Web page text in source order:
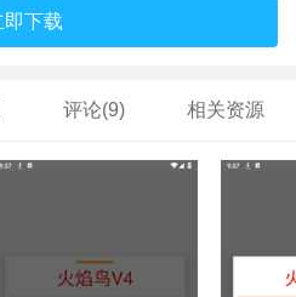
即下载
评论(9) 相关资源